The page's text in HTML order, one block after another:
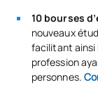
10 bourses
nouveaux
facilitant ainsi
profession
personnes.